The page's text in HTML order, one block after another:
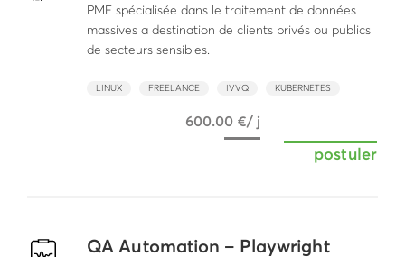
PME spécialisée dans le traitement de données
massives a destination de clients privés ou publics
de secteurs sensibles.
LINUX FREELANCE IVVQ KUBERNETES
600.00 €/ j
postuler
QA Automation – Playwright